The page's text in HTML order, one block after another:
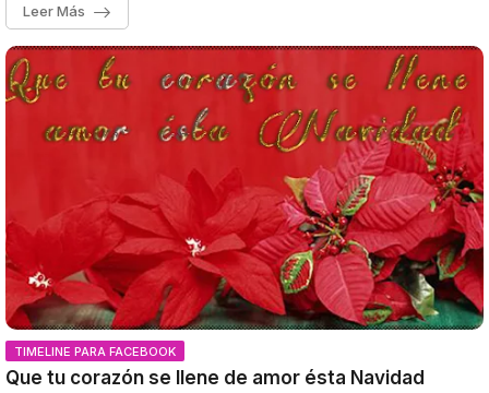
Leer Más
TIMELINE PARA FACEBOOK
Que tu corazón se llene de amor ésta Navidad